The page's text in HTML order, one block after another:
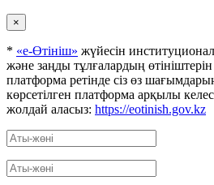
×
* «е-Өтініш» жүйесін
және заңды тұлғалардың
платформа ретінде сіз өз
көрсетілген платформа арқылы
жолдай аласыз: https://eotinish.gov.kz